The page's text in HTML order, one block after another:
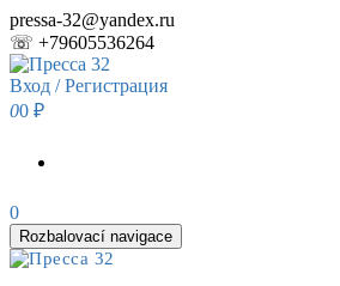
Skip
to
the
content
pressa-32@yandex.ru
☏ +79605536264
Вход / Регистрация
00 ₽
0
Rozbalovací navigace